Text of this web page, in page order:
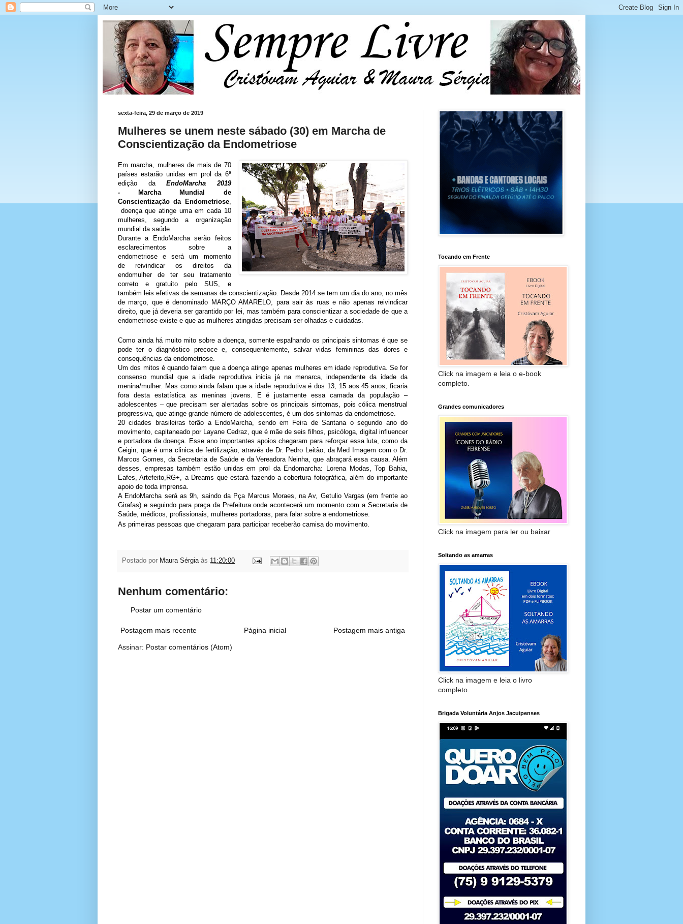
sexta-feira, 29 de março de 2019
Mulheres se unem neste sábado (30) em Marcha de
Conscientização da Endometriose
Em marcha, mulheres de mais de 70
países estarão unidas em prol da 6ª
edição daEndoMarcha 2019
-
Marcha Mundial de
Conscientização da Endometriose,
doença que atinge uma em cada 10
mulheres, segundo a organização
mundial da saúde.
Durante a EndoMarcha serão feitos
esclarecimentos sobre a
endometriose e será um momento
de reivindicar os direitos da
endomulher de ter seu tratamento
correto e gratuito pelo SUS, e
também leis efetivas de semanas de conscientização. Desde 2014 se tem um dia do ano, no mês
de março, que é denominado MARÇO AMARELO, para sair às ruas e não apenas reivindicar
direito, que já deveria ser garantido por lei, mas também para conscientizar a sociedade de que a
endometriose existe e que as mulheres atingidas precisam ser olhadas e cuidadas.
Como ainda há muito mito sobre a doença, somente espalhando os principais sintomas é que se
pode ter o diagnóstico precoce e, consequentemente, salvar vidas femininas das dores e
consequências da endometriose.
Um dos mitos é quando falam que a doença atinge apenas mulheres em idade reprodutiva. Se for
consenso mundial que a idade reprodutiva inicia já na menarca, independente da idade da
menina/mulher. Mas como ainda falam que a idade reprodutiva é dos 13, 15 aos 45 anos, ficaria
fora desta estatística as meninas jovens. E é justamente essa camada da população –
adolescentes – que precisam ser alertadas sobre os principais sintomas, poiscólica menstrual
progressiva, que atinge grande número de adolescentes, é um dos sintomas da endometriose.
20 cidades brasileirasterão a EndoMarcha, sendo em Feira de Santana o segundo ano do
movimento, capitaneado por Layane Cedraz, que é mãe de seis filhos, psicóloga, digital influencer
e portadora da doença. Esse ano importantes apoios chegaram para reforçar essa luta, como da
Ceigin, que é uma clinica de fertilização, através de Dr. Pedro Leitão, da Med Imagem com o Dr.
Marcos Gomes, da Secretaria de Saúde e da Vereadora Neinha, que abraçará essa causa. Além
desses, empresas também estão unidas em prol da Endomarcha: Lorena Modas, Top Bahia,
Eafes, Artefeito,RG+, a Dreams que estará fazendo a cobertura fotográfica, além do importante
apoio de toda imprensa.
A EndoMarcha será as 9h, saindo da Pça Marcus Moraes, na Av, Getulio Vargas (em frente ao
Girafas) e seguindo para praça da Prefeitura onde acontecerá um momento com a Secretaria de
Saúde, médicos, profissionais, mulheres portadoras, para falar sobre a endometriose.
As primeiras pessoas que chegaram para participar receberão camisa do movimento.
Postado por Maura Sérgia às 11:20:00
Nenhum comentário:
Postar um comentário
Postagem mais recente Postagem mais antiga
Página inicial
Assinar: Postar comentários (Atom)
Tocando em Frente
Click na imagem e leia o e-book
completo.
Grandes comunicadores
Click na imagem para ler ou baixar
Soltando as amarras
Click na imagem e leia o livro
completo.
Brigada Voluntária Anjos Jacuipenses